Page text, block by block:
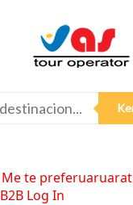
Me te preferuaruarat
B2B Log In